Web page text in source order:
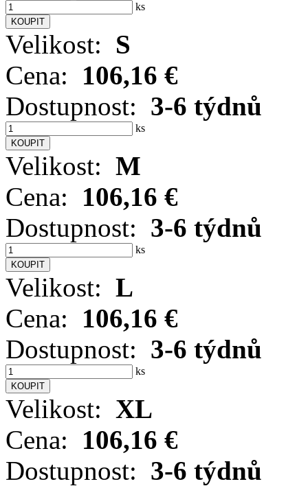
ks
Velikost: S
Cena: 106,16 €
Dostupnost: 3-6 týdnů
ks
Velikost: M
Cena: 106,16 €
Dostupnost: 3-6 týdnů
ks
Velikost: L
Cena: 106,16 €
Dostupnost: 3-6 týdnů
ks
Velikost: XL
Cena: 106,16 €
Dostupnost: 3-6 týdnů